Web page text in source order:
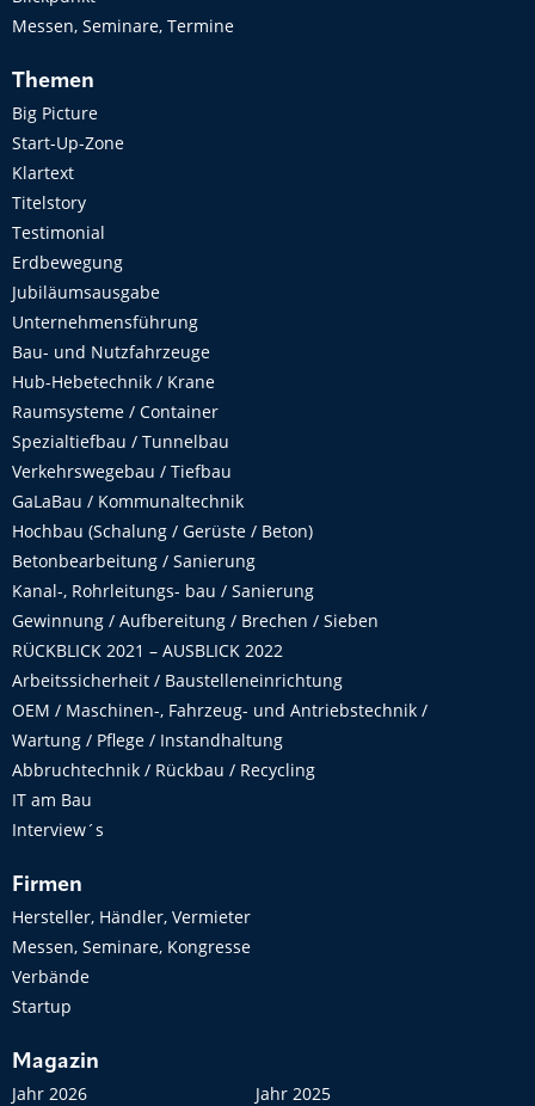
Messen, Seminare, Termine
Themen
Big Picture
Start-Up-Zone
Klartext
Titelstory
Testimonial
Erdbewegung
Jubiläumsausgabe
Unternehmensführung
Bau- und Nutzfahrzeuge
Hub-Hebetechnik / Krane
Raumsysteme / Container
Spezialtiefbau / Tunnelbau
Verkehrswegebau / Tiefbau
GaLaBau / Kommunaltechnik
Hochbau (Schalung / Gerüste / Beton)
Betonbearbeitung / Sanierung
Kanal-, Rohrleitungs- bau / Sanierung
Gewinnung / Aufbereitung / Brechen / Sieben
RÜCKBLICK 2021 – AUSBLICK 2022
Arbeitssicherheit / Baustelleneinrichtung
OEM / Maschinen-, Fahrzeug- und Antriebstechnik /
Wartung / Pflege / Instandhaltung
Abbruchtechnik / Rückbau / Recycling
IT am Bau
Interview´s
Firmen
Hersteller, Händler, Vermieter
Messen, Seminare, Kongresse
Verbände
Startup
Magazin
Jahr 2026
Jahr 2025